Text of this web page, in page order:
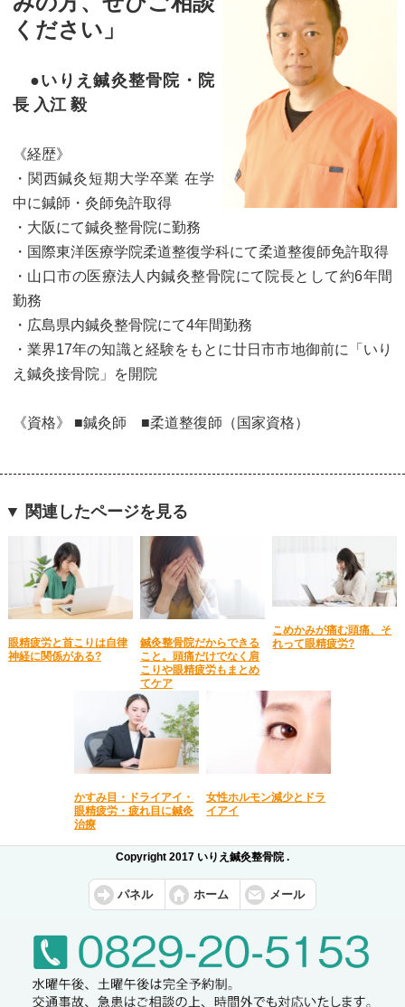
ください」
●いりえ鍼灸整骨院・院
長 入江 毅
《経歴》
・関西鍼灸短期大学卒業 在学
中に鍼師・灸師免許取得
・大阪にて鍼灸整骨院に勤務
・国際東洋医療学院柔道整復学科にて柔道整復師免許取得
・山口市の医療法人内鍼灸整骨院にて院長として約6年間
勤務
・広島県内鍼灸整骨院にて4年間勤務
・業界17年の知識と経験をもとに廿日市市地御前に「いり
え鍼灸接骨院」を開院
《資格》 ■鍼灸師 ■柔道整復師（国家資格）
▼ 関連したページを見る
眼精疲労と首こりは自律
神経に関係がある?
鍼灸整骨院だからできる
こと。頭痛だけでなく肩
こりや眼精疲労もまとめ
てケア
こめかみが痛む頭痛、そ
れって眼精疲労?
かすみ目・ドライアイ・
眼精疲労・疲れ目に鍼灸
治療
女性ホルモン減少とドラ
イアイ
Copyright 2017 いりえ鍼灸整骨院 .
パネル ホーム メール